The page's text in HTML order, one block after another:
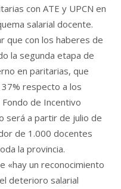
con ATE y UPCN en
salarial docente.
que con los haberes de
la segunda etapa de
en paritarias, que
respecto a los
de Incentivo
será a partir de julio de
de 1.000 docentes
la provincia.
«hay un reconocimiento
deterioro salarial